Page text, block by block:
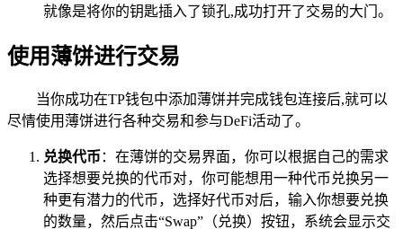
就像是将你的钥匙插入了锁孔,成功打开了交易的大门。
使用薄饼进行交易
当你成功在TP钱包中添加薄饼并完成钱包连接后,就可以
尽情使用薄饼进行各种交易和参与DeFi活动了。
兑换代币 ：在薄饼的交易界面，你可以根据自己的需求
选择想要兑换的代币对，你可能想用一种代币兑换另一
种更有潜力的代币，选择好代币对后，输入你想要兑换
的数量，然后点击“Swap”（兑换）按钮，系统会显示交